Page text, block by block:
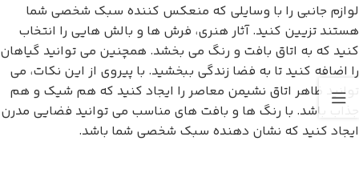
لوازم جانبی را با وسایلی که منعکس کننده سبک شخصی شما
هستند تزیین کنید. آثار هنری، فرش ها و بالش هایی را انتخاب
کنید که به اتاق بافت و رنگ می بخشد. همچنین می توانید گیاهان
را اضافه کنید تا به فضا زندگی ببخشید. با پیروی از این نکات، می
توانید ظاهر اتاق نشیمن معاصر را ایجاد کنید که هم شیک و هم
جذاب باشد. با رنگ ها و بافت های مناسب می توانید فضایی مدرن
ایجاد کنید که نشان دهنده سبک شخصی شما باشد.